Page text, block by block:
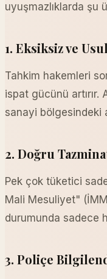
uyuşmazlıklarda şu
1. Eksiksiz ve
Tahkim hakemleri
ispat gücünü
sanayi bölgesindeki
2. Doğru
Pek çok tüketici
Mali Mesuliyet"
durumunda sadece
3. Poliçe